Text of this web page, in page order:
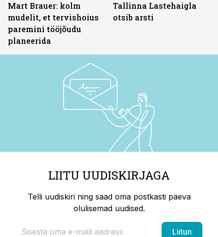
Mart Brauer: kolm
mudelit, et tervishoius
paremini tööjõudu
planeerida
Tallinna Lastehaigla
otsib arsti
LIITU UUDISKIRJAGA
Telli uudiskiri ning saad oma postkasti päeva
olulisemad uudised.
Liitun